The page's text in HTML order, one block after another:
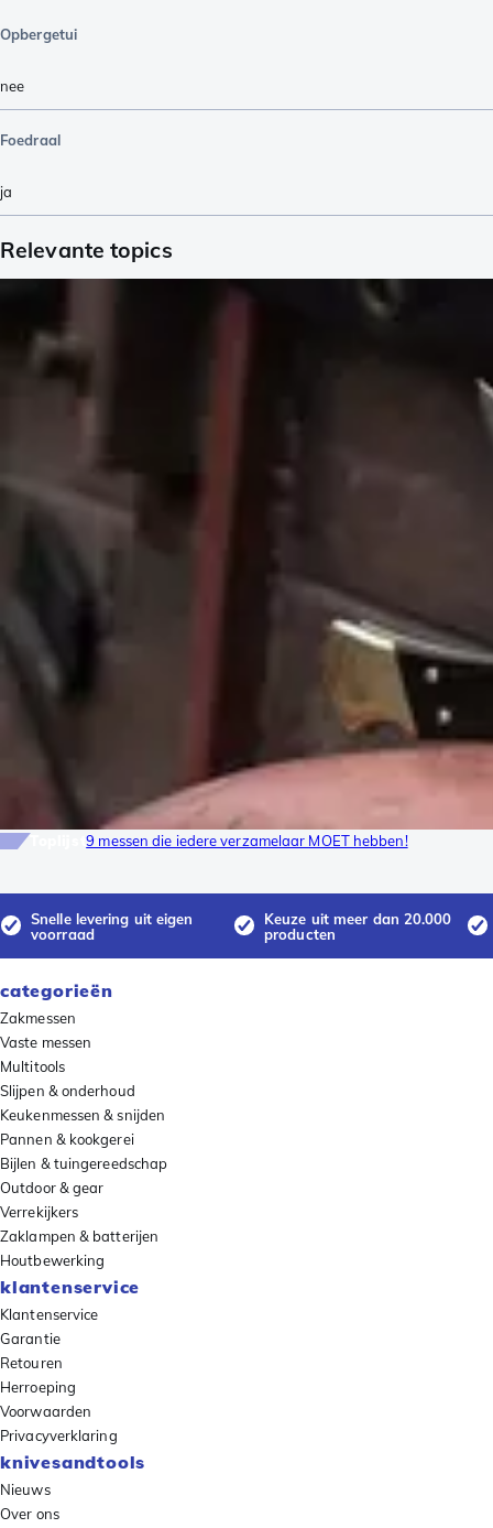
Opbergetui
nee
Foedraal
ja
Relevante topics
Toplijst9 messen die iedere verzamelaar MOET hebben!
Snelle levering uit eigen
voorraad
Keuze uit meer dan 20.000
producten
categorieën
Zakmessen
Vaste messen
Multitools
Slijpen & onderhoud
Keukenmessen & snijden
Pannen & kookgerei
Bijlen & tuingereedschap
Outdoor & gear
Verrekijkers
Zaklampen & batterijen
Houtbewerking
klantenservice
Klantenservice
Garantie
Retouren
Herroeping
Voorwaarden
Privacyverklaring
knivesandtools
Nieuws
Over ons